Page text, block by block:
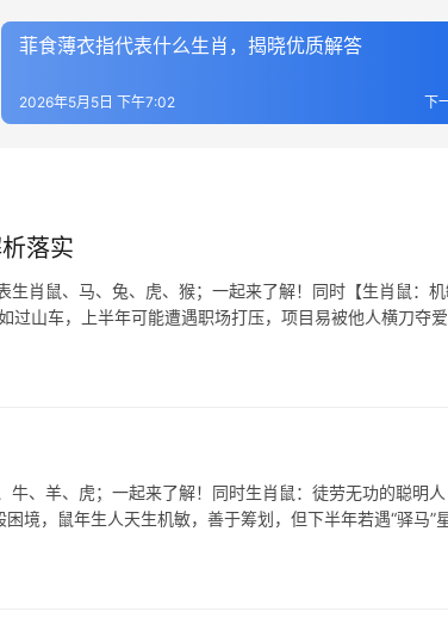
菲食薄衣指代表什么生肖，揭晓优质解答
下
2026年5月5日 下午7:02
落实
肖鼠、马、兔、虎、猴；一起来了解！同时【生肖鼠：
山车，上半年可能遭遇职场打压，项目易被他人横刀夺爱
、羊、虎；一起来了解！同时生肖鼠：徒劳无功的聪明
境，鼠年生人天生机敏，善于筹划，但下半年若遇“驿马”